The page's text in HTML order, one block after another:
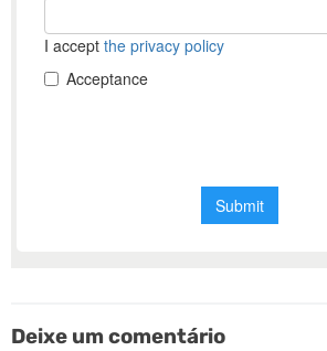
Deixe um comentário